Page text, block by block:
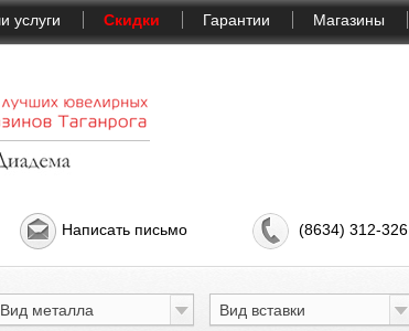
услуги Скидки Гарантии Магазины
Написать письмо (8634) 312-326
Вид металла Вид вставки